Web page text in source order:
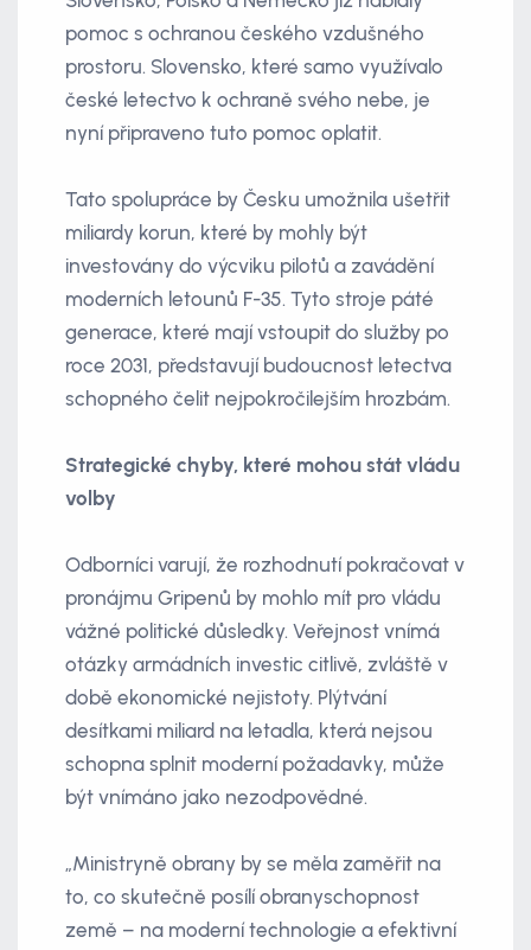
pomoc s ochranou českého vzdušného
prostoru. Slovensko, které samo využívalo
české letectvo k ochraně svého nebe, je
nyní připraveno tuto pomoc oplatit.
Tato spolupráce by Česku umožnila ušetřit
miliardy korun, které by mohly být
investovány do výcviku pilotů a zavádění
moderních letounů F-35. Tyto stroje páté
generace, které mají vstoupit do služby po
roce 2031, představují budoucnost letectva
schopného čelit nejpokročilejším hrozbám.
Strategické chyby, které mohou stát vládu
volby
Odborníci varují, že rozhodnutí pokračovat v
pronájmu Gripenů by mohlo mít pro vládu
vážné politické důsledky. Veřejnost vnímá
otázky armádních investic citlivě, zvláště v
době ekonomické nejistoty. Plýtvání
desítkami miliard na letadla, která nejsou
schopna splnit moderní požadavky, může
být vnímáno jako nezodpovědné.
„Ministryně obrany by se měla zaměřit na
to, co skutečně posílí obranyschopnost
země – na moderní technologie a efektivní